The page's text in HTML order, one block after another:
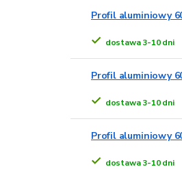
Profil aluminiowy
dostawa 3-10 dni
Profil aluminiowy
dostawa 3-10 dni
Profil aluminiowy
dostawa 3-10 dni